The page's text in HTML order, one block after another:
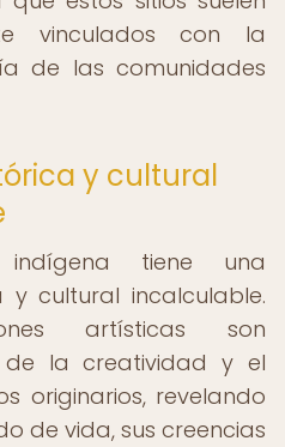
vinculados con la
de las comunidades
y cultural
tiene una
y cultural incalculable.
artísticas son
de la creatividad y el
originarios, revelando
de vida, sus creencias